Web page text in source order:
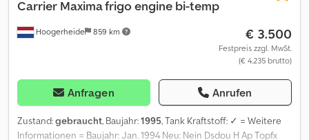
Hoogerheide 859 km
Carrier Maxima frigo engine bi-temp
€ 3.500
Festpreis zzgl. MwSt.
(€ 4.235 brutto)
Anfragen Anrufen
Zustand:gebraucht, Baujahr:1995, Tank Kraftstoff: ✓ = Weitere
Informationen = Baujahr: Jan. 1994 Neu: Nein Dsdou H Ap Topfx